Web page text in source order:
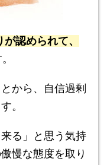
認められて、
から、自信過剰
。
る」と思う気持
慢な態度を取り